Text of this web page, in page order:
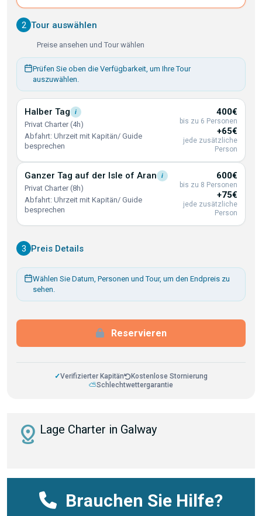
2 Tour auswählen
Preise ansehen und Tour wählen
Prüfen Sie oben die Verfügbarkeit, um Ihre Tour
auszuwählen.
Halber Tag i
Privat Charter (4h)
Abfahrt: Uhrzeit mit Kapitän/ Guide
besprechen
400€
bis zu 6 Personen
+65€
jede zusätzliche
Person
Ganzer Tag auf der Isle of Aran i
Privat Charter (8h)
Abfahrt: Uhrzeit mit Kapitän/ Guide
besprechen
600€
bis zu 8 Personen
+75€
jede zusätzliche
Person
3 Preis Details
Wählen Sie Datum, Personen und Tour, um den Endpreis zu
sehen.
Reservieren
✓Verifizierter Kapitän
Kostenlose Stornierung
⛅Schlechtwettergarantie
distance Lage Charter in Galway
Brauchen Sie Hilfe?